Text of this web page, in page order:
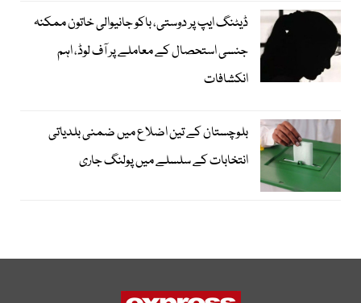
ڈیٹنگ ایپ پر دوستی، باکو جانیوالی خاتون ممکنہ
جنسی استحصال کے معاملے پر آف لوڈ، اہم
انکشافات
بلوچستان کے تین اضلاع میں ضمنی بلدیاتی
انتخابات کے سلسلے میں پولنگ جاری